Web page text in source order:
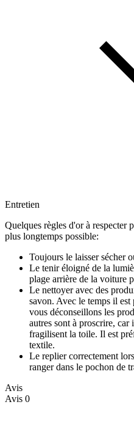
Entretien
Quelques règles d'or à respecter
plus longtemps possible:
Toujours le laisser sécher
Le tenir éloigné de la
plage arrière de la voiture
Le nettoyer avec des
savon. Avec le temps il est
vous déconseillons les
autres sont à proscrire,
fragilisent la toile. Il est
textile.
Le replier correctement
ranger dans le pochon de
Avis
Avis 0